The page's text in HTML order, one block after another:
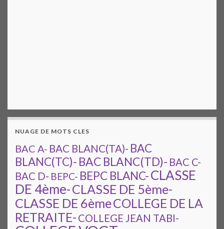
NUAGE DE MOTS CLES
BAC A- BAC BLANC(TA)- BAC
BLANC(TC)- BAC BLANC(TD)- BAC C-
BAC D- BEPC- BEPC BLANC-CLASSE
DE 4ème-CLASSE DE 5ème-
CLASSE DE 6èmeCOLLEGE DE LA
RETRAITE- COLLEGE JEAN TABI-